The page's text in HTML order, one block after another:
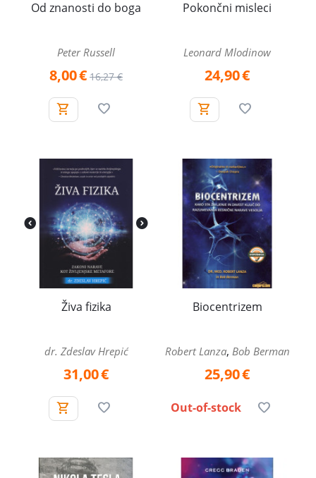
Od znanosti do boga
Peter Russell
8,00€ 16,27 €
Pokončni misleci
Leonard Mlodinow
24,90€
Živa fizika
dr. Zdeslav Hrepić
31,00€
Biocentrizem
Robert Lanza, Bob Berman
25,90€
Out-of-stock